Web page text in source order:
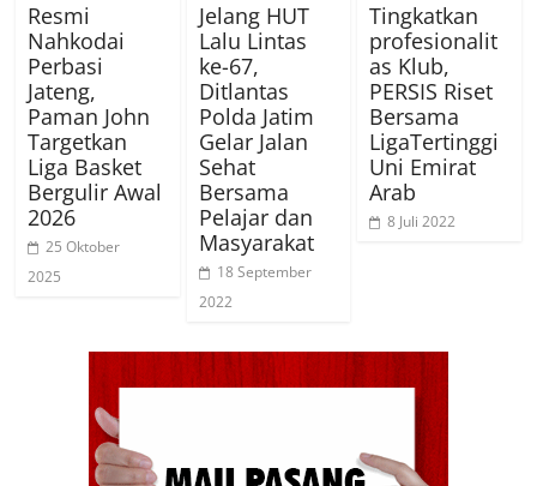
Resmi
Nahkodai
Perbasi
Jateng,
Paman John
Targetkan
Liga Basket
Bergulir Awal
2026
25 Oktober
2025
Jelang HUT
Lalu Lintas
ke-67,
Ditlantas
Polda Jatim
Gelar Jalan
Sehat
Bersama
Pelajar dan
Masyarakat
18 September
2022
Tingkatkan
profesionalit
as Klub,
PERSIS Riset
Bersama
LigaTertinggi
Uni Emirat
Arab
8 Juli 2022